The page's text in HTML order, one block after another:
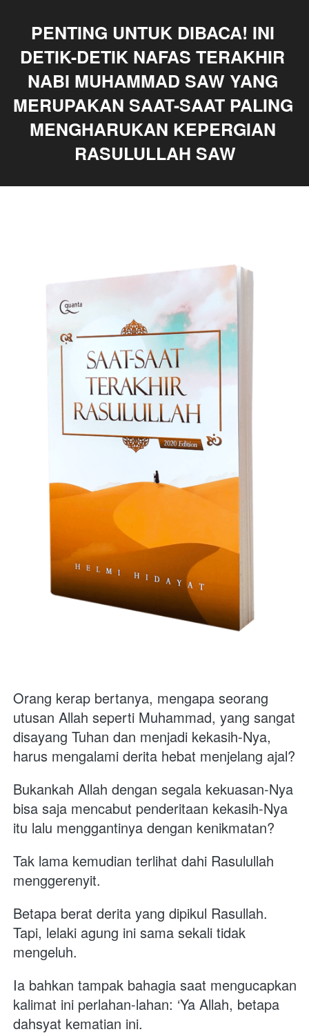
PENTING UNTUK DIBACA! INI
DETIK-DETIK NAFAS TERAKHIR
NABI MUHAMMAD SAW YANG
MERUPAKAN SAAT-SAAT PALING
MENGHARUKAN KEPERGIAN
RASULULLAH SAW
Orang kerap bertanya, mengapa seorang
utusan Allah seperti Muhammad, yang sangat
disayang Tuhan dan menjadi kekasih-Nya,
Bukankah Allah dengan segala kekuasan-Nya
bisa saja mencabut penderitaan kekasih-Nya
itu lalu menggantinya dengan kenikmatan?
Tak lama kemudian terlihat dahi Rasulullah
menggerenyit.
Betapa berat derita yang dipikul Rasullah.
Tapi, lelaki agung ini sama sekali tidak
mengeluh.
Ia bahkan tampak bahagia saat mengucapkan
kalimat ini perlahan-lahan: ‘Ya Allah, betapa
dahsyat kematian ini.